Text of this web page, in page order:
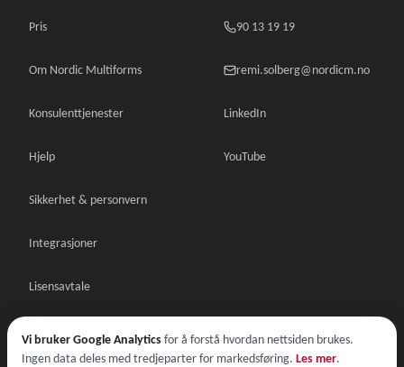
Pris
Om Nordic Multiforms
Konsulenttjenester
Hjelp
Sikkerhet & personvern
Integrasjoner
Lisensavtale
90 13 19 19
remi.solberg@nordicm.no
LinkedIn
YouTube
Vi bruker Google Analytics for å forstå hvordan nettsiden brukes.
Ingen data deles med tredjeparter for markedsføring. Les mer.